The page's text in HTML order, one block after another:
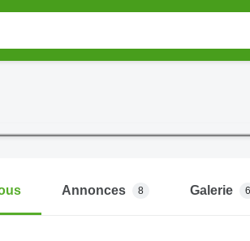
Annonces 8 Galerie 6